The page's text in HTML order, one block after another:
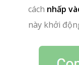
cách nhấp
này khởi